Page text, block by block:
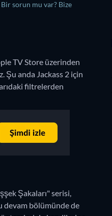
Bir sorun mu var? Bize
TV Store üzerinden
Şu anda Jackass 2 için
filtrelerden
Şakaları" serisi,
devam bölümünde de